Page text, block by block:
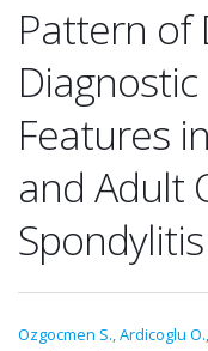
Pattern of
Features
and Adult
Spondylitis
Ozgocmen S.,Ardicoglu O.,